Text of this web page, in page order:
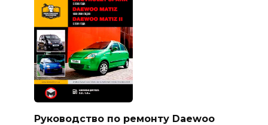
Руководство по ремонту Daewoo